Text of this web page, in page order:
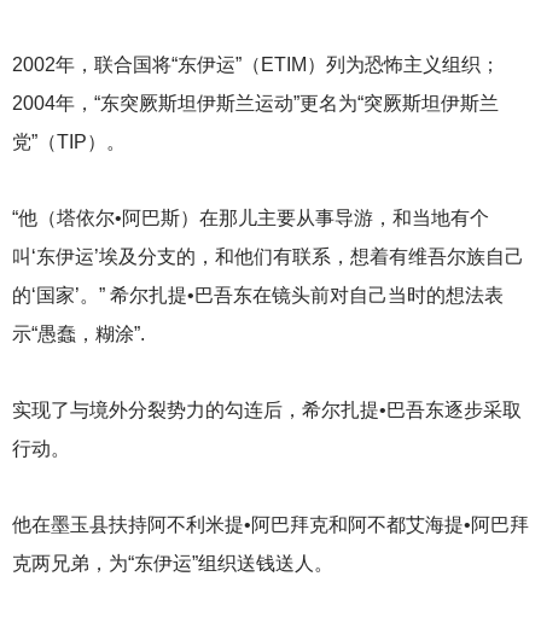
2002年，联合国将“东伊运”（ETIM）列为恐怖主义组织；
2004年，“东突厥斯坦伊斯兰运动”更名为“突厥斯坦伊斯兰
党”（TIP）。
“他（塔依尔•阿巴斯）在那儿主要从事导游，和当地有个
叫‘东伊运’埃及分支的，和他们有联系，想着有维吾尔族自己
的‘国家’。” 希尔扎提•巴吾东在镜头前对自己当时的想法表
示“愚蠢，糊涂”.
实现了与境外分裂势力的勾连后，希尔扎提•巴吾东逐步采取
行动。
他在墨玉县扶持阿不利米提•阿巴拜克和阿不都艾海提•阿巴拜
克两兄弟，为“东伊运”组织送钱送人。